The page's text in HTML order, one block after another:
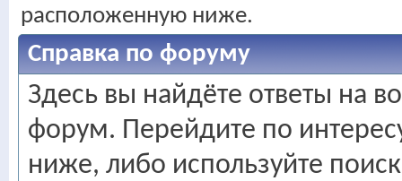
расположенную ниже.
Справка по форуму
Здесь вы найдёте ответы на
форум. Перейдите по
ниже, либо используйте